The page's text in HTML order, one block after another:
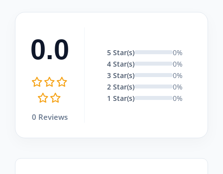
0.0
0 Reviews
5 Star(s)
0%
4 Star(s)
0%
3 Star(s)
0%
2 Star(s)
0%
1 Star(s)
0%